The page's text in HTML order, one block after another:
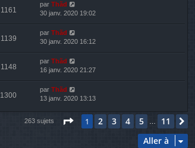
1161
par Thãd
30 janv. 2020 19:02
1139
par Thãd
30 janv. 2020 16:12
1148
par Thãd
16 janv. 2020 21:27
1300
par Thãd
13 janv. 2020 13:13
263 sujets Page 1sur 11
1 2 3 4 5 11
Aller à